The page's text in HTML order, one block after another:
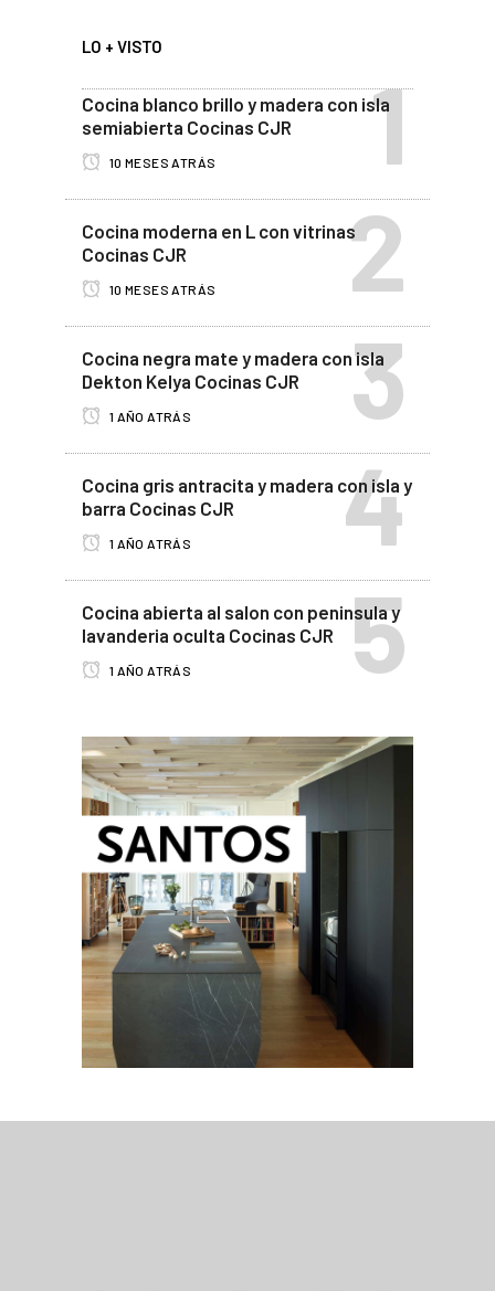
LO + VISTO
Cocina blanco brillo y madera con isla
semiabierta Cocinas CJR
10 MESES ATRÁS
Cocina moderna en L con vitrinas
Cocinas CJR
10 MESES ATRÁS
Cocina negra mate y madera con isla
Dekton Kelya Cocinas CJR
1 AÑO ATRÁS
Cocina gris antracita y madera con isla y
barra Cocinas CJR
1 AÑO ATRÁS
Cocina abierta al salon con peninsula y
lavanderia oculta Cocinas CJR
1 AÑO ATRÁS